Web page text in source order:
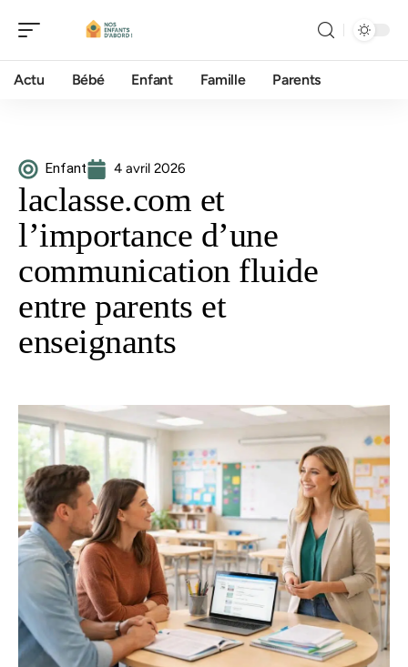
Actu Bébé Enfant Famille Parents
Enfant 4 avril 2026
laclasse.com et
l’importance d’une
communication fluide
entre parents et
enseignants